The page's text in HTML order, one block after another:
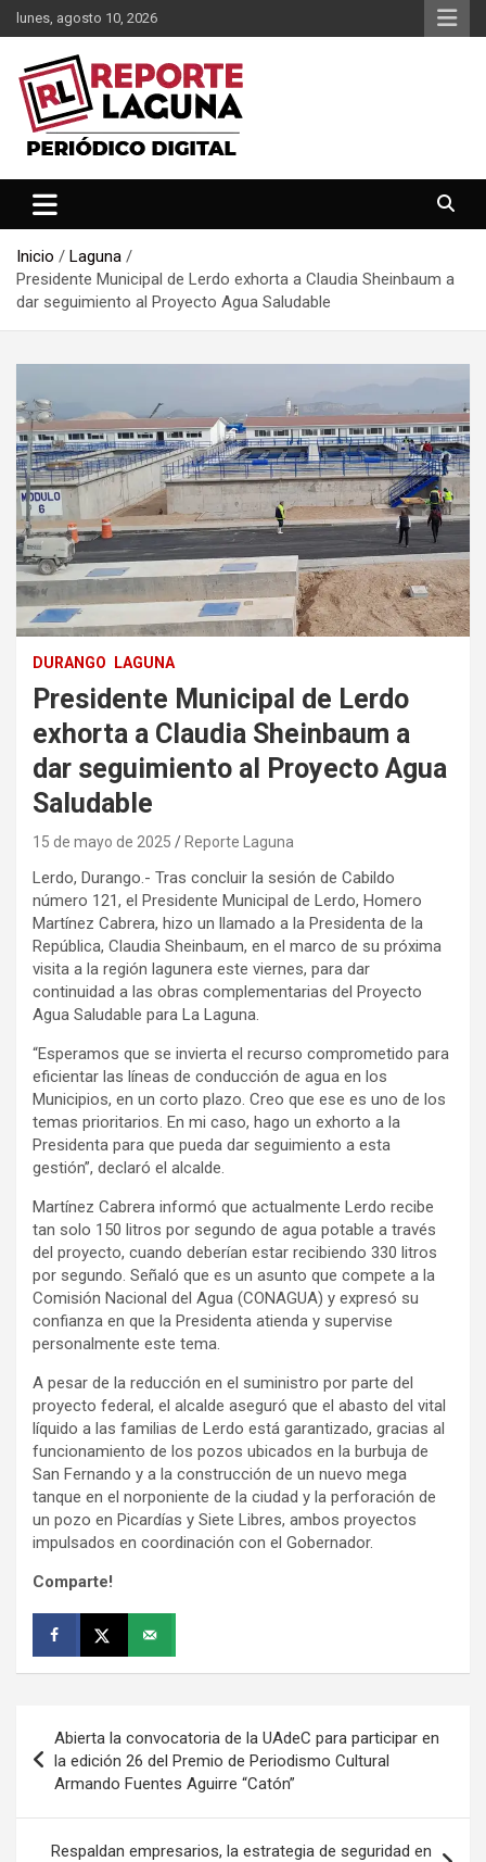
Saltar
al
contenido
lunes, agosto 10, 2026
Reporte Laguna
Inicio
Laguna
Presidente Municipal de Lerdo exhorta a Claudia Sheinbaum a
dar seguimiento al Proyecto Agua Saludable
DURANGO LAGUNA
Presidente Municipal de Lerdo
exhorta a Claudia Sheinbaum a
dar seguimiento al Proyecto Agua
Saludable
15 de mayo de 2025 Reporte Laguna
Lerdo, Durango.- Tras concluir la sesión de Cabildo
número 121, el Presidente Municipal de Lerdo, Homero
Martínez Cabrera, hizo un llamado a la Presidenta de la
República, Claudia Sheinbaum, en el marco de su próxima
visita a la región lagunera este viernes, para dar
continuidad a las obras complementarias del Proyecto
Agua Saludable para La Laguna.
“Esperamos que se invierta el recurso comprometido para
eficientar las líneas de conducción de agua en los
Municipios, en un corto plazo. Creo que ese es uno de los
temas prioritarios. En mi caso, hago un exhorto a la
Presidenta para que pueda dar seguimiento a esta
gestión”, declaró el alcalde.
Martínez Cabrera informó que actualmente Lerdo recibe
tan solo 150 litros por segundo de agua potable a través
del proyecto, cuando deberían estar recibiendo 330 litros
por segundo. Señaló que es un asunto que compete a la
Comisión Nacional del Agua (CONAGUA) y expresó su
confianza en que la Presidenta atienda y supervise
personalmente este tema.
A pesar de la reducción en el suministro por parte del
proyecto federal, el alcalde aseguró que el abasto del vital
líquido a las familias de Lerdo está garantizado, gracias al
funcionamiento de los pozos ubicados en la burbuja de
San Fernando y a la construcción de un nuevo mega
tanque en el norponiente de la ciudad y la perforación de
un pozo en Picardías y Siete Libres, ambos proyectos
impulsados en coordinación con el Gobernador.
Comparte!
de
entradas
Abierta la convocatoria de la UAdeC para participar en
la edición 26 del Premio de Periodismo Cultural
Armando Fuentes Aguirre “Catón”
Respaldan empresarios, la estrategia de seguridad en